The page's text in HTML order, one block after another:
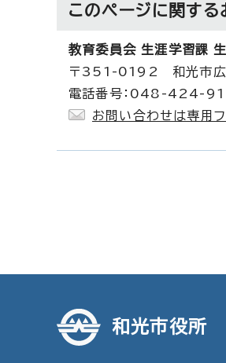
このページに関する
教育委員会 生涯学習課
〒351-0192 和光市広
電話番号：048-424-
お問い合わせは専用フ
和光市役所